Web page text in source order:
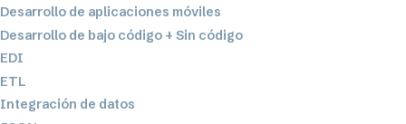
Desarrollo de aplicaciones móviles
Desarrollo de bajo código + Sin código
EDI
ETL
Integración de datos